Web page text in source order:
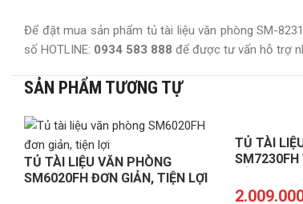
Để đặt mua sản phẩm tủ tài liệu văn phòng SM-
số HOTLINE: 0934 583 888 để được tư vấn hỗ trợ
SẢN PHẨM TƯƠNG TỰ
TỦ TÀI LIỆU VĂN PHÒNG
SM6020FH ĐƠN GIẢN, TIỆN LỢI
TỦ TÀI
SM7230FH